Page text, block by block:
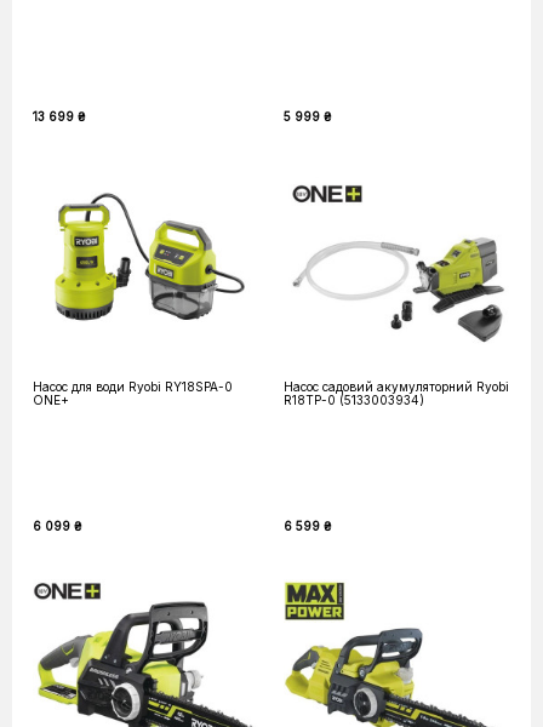
13 699 ₴ 5 999 ₴
Насос для води Ryobi RY18SPA-0
ONE+
6 099 ₴
Насос садовий акумуляторний Ryobi
R18TP-0 (5133003934)
6 599 ₴